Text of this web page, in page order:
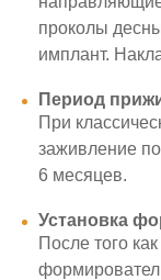
проколы
имплант.
Период
При
заживление
6 месяцев.
Установка
После того